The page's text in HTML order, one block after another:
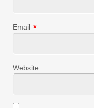
Email *
Website